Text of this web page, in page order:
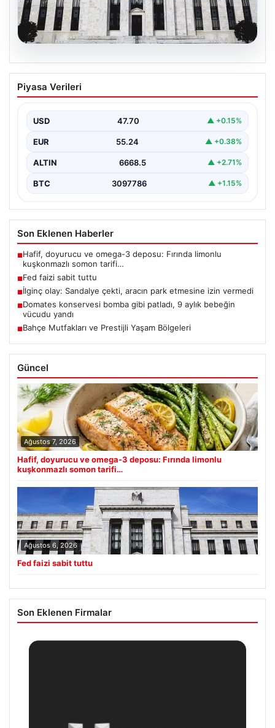
Fed faizi sabit tuttu
Piyasa Verileri
USD 47.70 ▲ +0.15%
EUR 55.24 ▲ +0.38%
ALTIN 6668.5 ▲ +2.71%
BTC 3097786 ▲ +1.15%
Son Eklenen Haberler
■Hafif, doyurucu ve omega-3 deposu: Fırında limonlu
kuşkonmazlı somon tarifi…
■Fed faizi sabit tuttu
■İlginç olay: Sandalye çekti, aracın park etmesine izin vermedi
■Domates konservesi bomba gibi patladı, 9 aylık bebeğin
vücudu yandı
■Bahçe Mutfakları ve Prestijli Yaşam Bölgeleri
Güncel
Ağustos 7, 2026
Hafif, doyurucu ve omega-3 deposu: Fırında limonlu
kuşkonmazlı somon tarifi…
Ağustos 6, 2026
Fed faizi sabit tuttu
Son Eklenen Firmalar